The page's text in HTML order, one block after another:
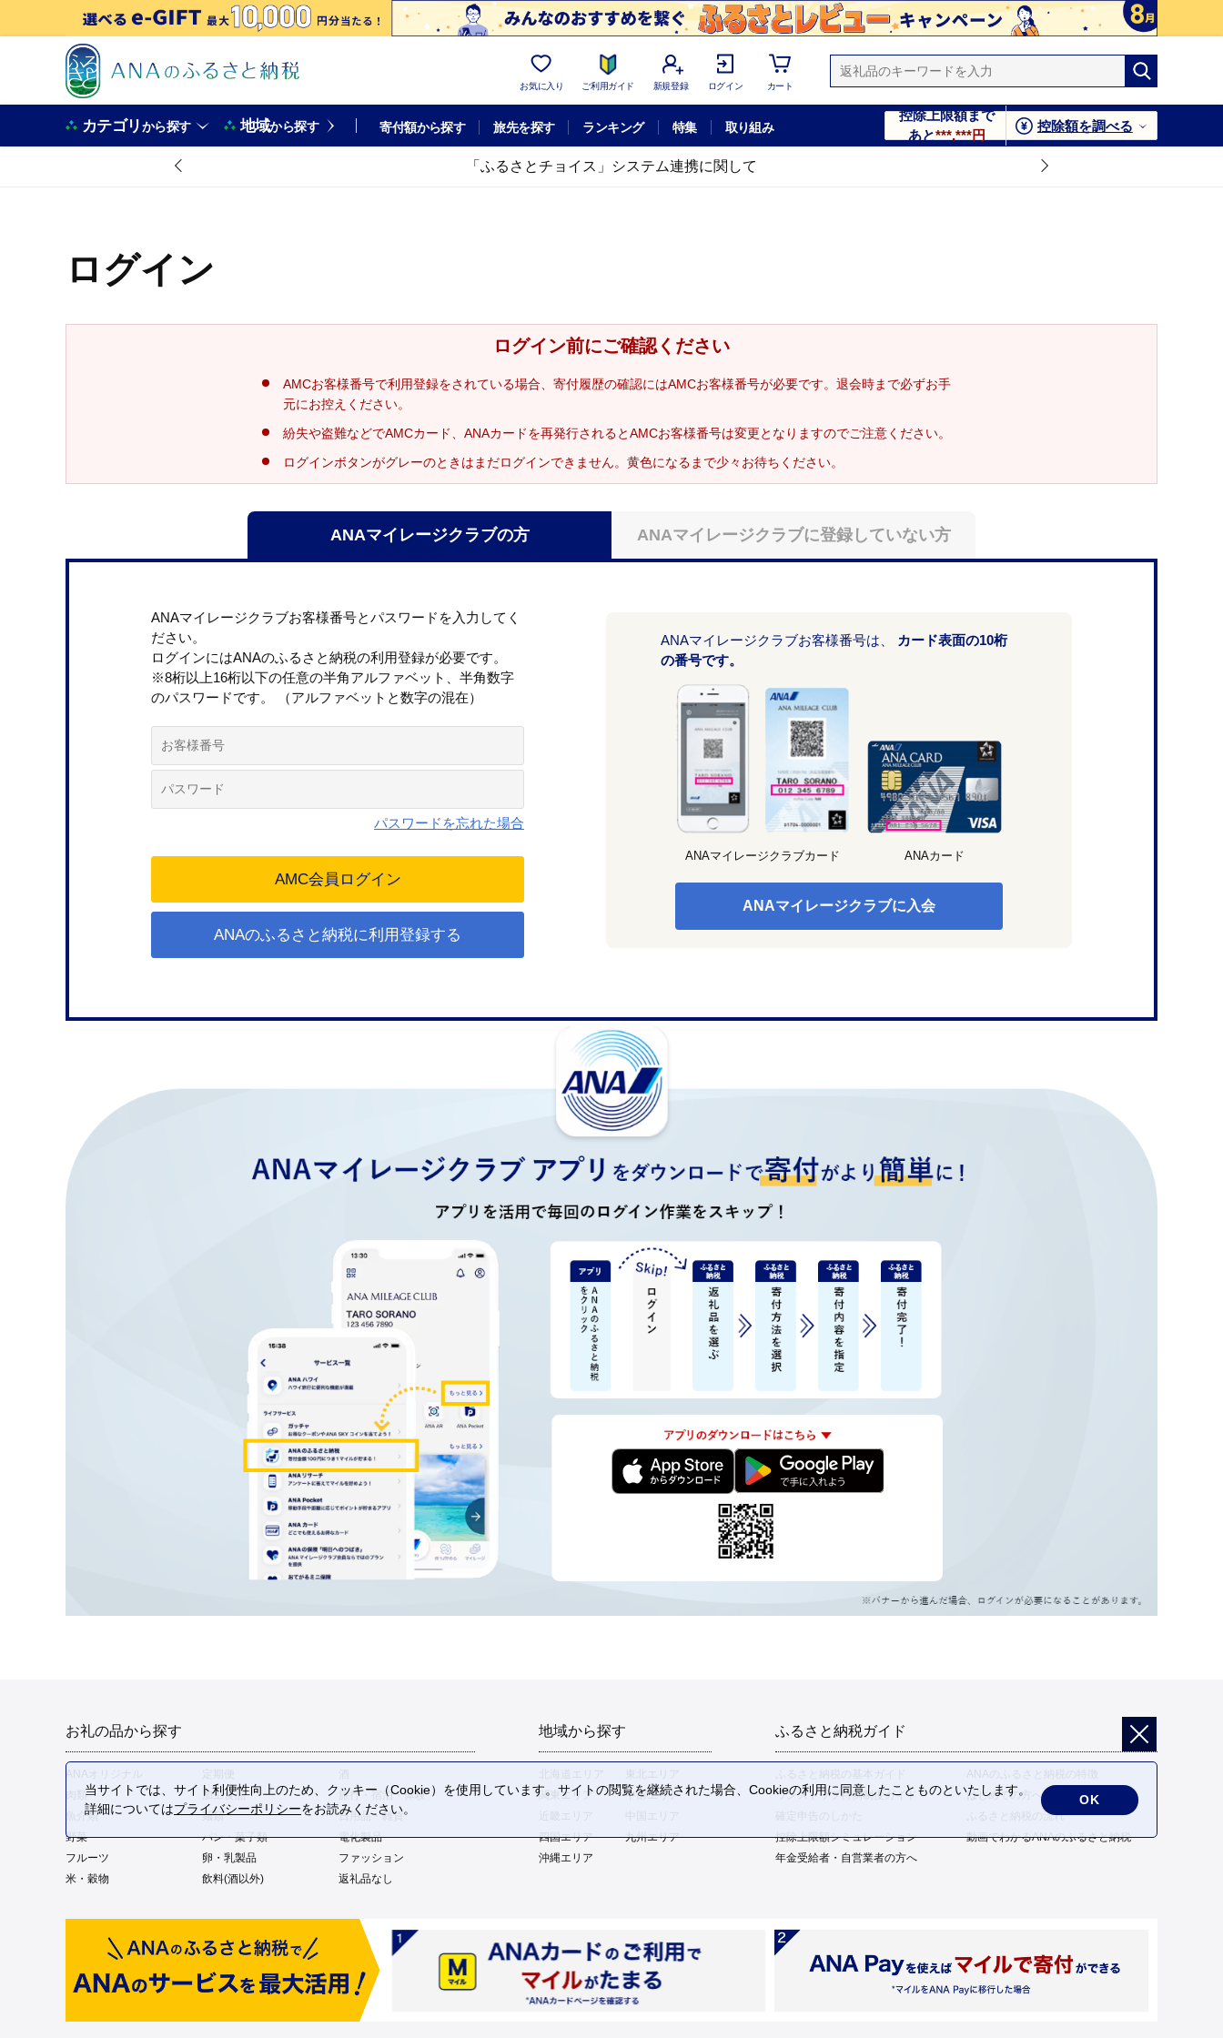
お気に入り ご利用ガイド 新規登録 ログイン カート
カテゴリから探す 地域から探す 寄付額から探す 旅先を探す ランキング 特集 取り組み
控除上限額まで
あと***,***円
控除額を調べる
「ふるさとチョイス」システム連携に関して
ログイン
ログイン前にご確認ください
AMCお客様番号で利用登録をされている場合、寄付履歴の確認にはAMCお客様番号が必要です。退会時まで必ずお手
元にお控えください。
紛失や盗難などでAMCカード、ANAカードを再発行されるとAMCお客様番号は変更となりますのでご注意ください。
ログインボタンがグレーのときはまだログインできません。黄色になるまで少々お待ちください。
ANAマイレージクラブの方 ANAマイレージクラブに登録していない方
ANAマイレージクラブお客様番号とパスワードを入力してく
ださい。
ログインにはANAのふるさと納税の利用登録が必要です。
※8桁以上16桁以下の任意の半角アルファベット、半角数字
のパスワードです。 （アルファベットと数字の混在）
パスワードを忘れた場合
ANAのふるさと納税に利用登録する
ANAマイレージクラブお客様番号は、
カード表面の10桁
の番号です。
ANAマイレージクラブカード ANAカード
ANAマイレージクラブに入会
お礼の品から探す
肉類
加工食品
旅行・宿泊・体験
魚介類
麺類
日用品・雑貨
野菜
パン・菓子類
電化製品
フルーツ
卵・乳製品
ファッション
米・穀物
飲料(酒以外) 返礼品なし
地域から探す
関東エリア
中部エリア
四国エリア
九州エリア
沖縄エリア
ふるさと納税ガイド
ふるさと納税の基本ガイド
ANAのふるさと納税の特徴
ワンストップ特例制度ガイド
はじめての方へ
ふるさと納税の流れ
控除上限額シミュレーション
動画でわかるANAのふるさと納税
年金受給者・自営業者の方へ
当サイトでは、サイト利便性向上のため、クッキー（Cookie）を使用しています。サイトの閲覧を継続された場合、Cookieの利用に同意したことものといたします。
詳細についてはプライバシーポリシーをお読みください。
OK